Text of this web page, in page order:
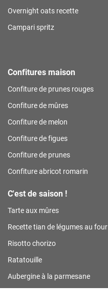
Overnight oats recette
Campari spritz
Confitures maison
Confiture de prunes rouges
Confiture de mûres
Confiture de melon
Confiture de figues
Confiture de prunes
Confiture abricot romarin
C'est de saison !
Tarte aux mûres
Recette tian de légumes au four
Risotto chorizo
Ratatouille
Aubergine à la parmesane